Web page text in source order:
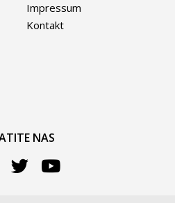
Impressum
Kontakt
NAS